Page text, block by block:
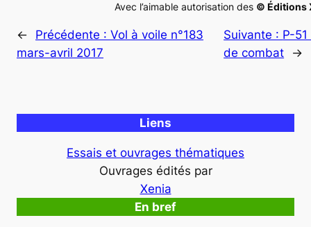
Avec l’aimable autorisation des © Éditions
← Précédente : Vol à voile n°183
mars-avril 2017
Suivante : P-
de combat
→
Liens
Essais et ouvrages thématiques
Ouvrages édités par
Xenia
En bref